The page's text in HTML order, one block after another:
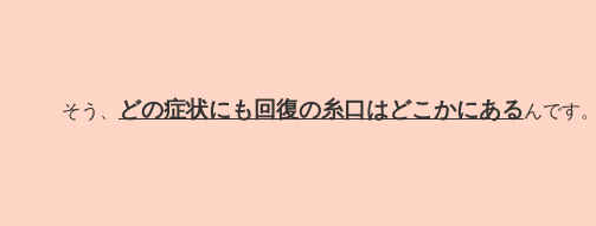
そう、 どの症状にも回復の糸口はどこかにあるんです